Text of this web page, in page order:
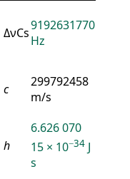
ΔνCs9192631770
Hz
c
299792458
m/s
h
6.626 070
15 × 10−34 J
s